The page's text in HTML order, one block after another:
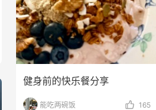
健身前的快乐餐分享
能吃两碗饭 165